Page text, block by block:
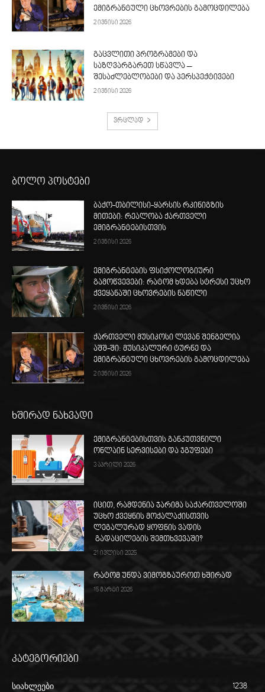
ემიგრანტული ცხოვრების გამოცდილება
2 ივნისი 2026
გაცვლითი პროგრამები და
საზღვარგარეთ სწავლა –
შესაძლებლობები და პერსპექტივები
2 ივნისი 2026
ვრცლად
ბოლო პოსტები
ბაქო-თბილისი-ყარსის რკინიგზის
მითები: რეალობა ქართველი
ემიგრანტებისთვის
2 ივნისი 2026
ემიგრანტების ფსიქოლოგიური
გამოწვევები: რატომ ხდება სტრესი უცხო
ქვეყანაში ცხოვრების ნაწილი
2 ივნისი 2026
ქართველი მუსიკოსი ლევან შენგელია
აშშ-ში: მუსიკალური ტურნე და
ემიგრანტული ცხოვრების გამოცდილება
2 ივნისი 2026
ხშირად ნახვადი
ემიგრანტებისთვის განკუთვნილი
ონლაინ სერვისები და ჯგუფები
3 აპრილი 2026
იცით, რამდენია ჯარიმა საქართველოში
უცხო ქვეყნის მოქალაქისთვის
ლეგალურად ყოფნის ვადის
გადაცილების შემთხვევაში?
21 ივლისი 2025
რატომ უნდა ვიმოგზაუროთ ხშირად
15 მარტი 2026
კატეგორიები
სიახლეები 1238